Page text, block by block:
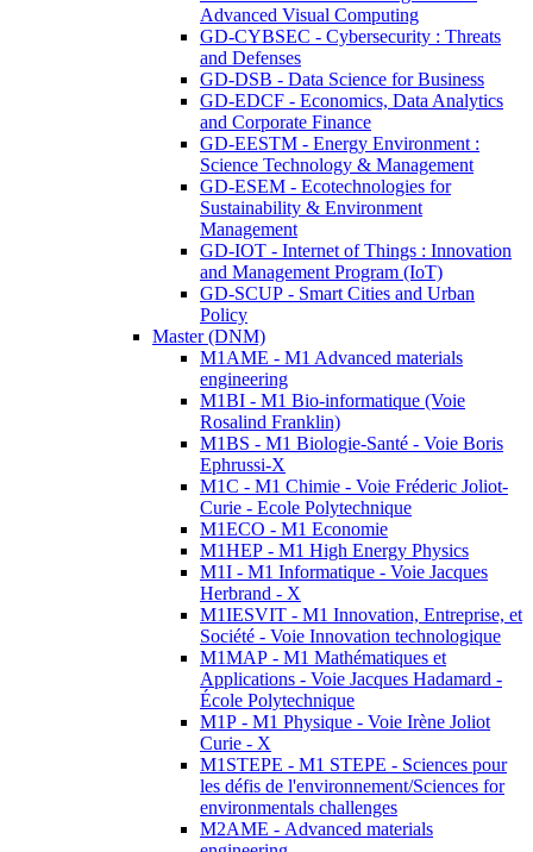
Advanced Visual Computing
GD-CYBSEC - Cybersecurity : Threats
and Defenses
GD-DSB - Data Science for Business
GD-EDCF - Economics, Data Analytics
and Corporate Finance
GD-EESTM - Energy Environment :
Science Technology & Management
GD-ESEM - Ecotechnologies for
Sustainability & Environment
Management
GD-IOT - Internet of Things : Innovation
and Management Program (IoT)
GD-SCUP - Smart Cities and Urban
Policy
Master (DNM)
M1AME - M1 Advanced materials
engineering
M1BI - M1 Bio-informatique (Voie
Rosalind Franklin)
M1BS - M1 Biologie-Santé - Voie Boris
Ephrussi-X
M1C - M1 Chimie - Voie Fréderic Joliot-
Curie - Ecole Polytechnique
M1ECO - M1 Economie
M1HEP - M1 High Energy Physics
M1I - M1 Informatique - Voie Jacques
Herbrand - X
M1IESVIT - M1 Innovation, Entreprise, et
Société - Voie Innovation technologique
M1MAP - M1 Mathématiques et
Applications - Voie Jacques Hadamard -
École Polytechnique
M1P - M1 Physique - Voie Irène Joliot
Curie - X
M1STEPE - M1 STEPE - Sciences pour
les défis de l'environnement/Sciences for
environmentals challenges
M2AME - Advanced materials